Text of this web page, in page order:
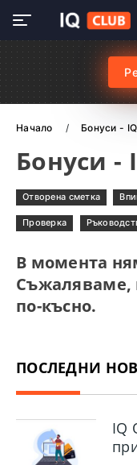
Начало Бонуси -
Бонуси -
Отворена сметка
Проверка
В момента
Съжаляваме,
по-късно.
ПОСЛЕДНИ
IQ